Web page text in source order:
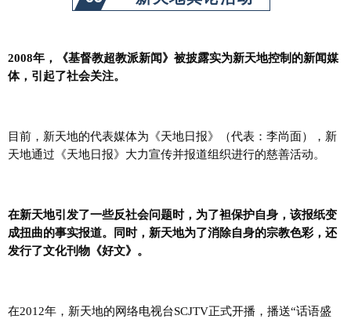
2008年，《基督教超教派新闻》被披露实为新天地控制的新闻媒
体，引起了社会关注。
目前，新天地的代表媒体为《天地日报》（代表：李尚面），新
天地通过《天地日报》大力宣传并报道组织进行的慈善活动。
在新天地引发了一些反社会问题时，为了袒保护自身，该报纸变
成扭曲的事实报道。
同时，新天地为了消除自身的宗教色彩，还
发行了文化刊物《好文》。
在2012年，新天地的网络电视台SCJTV正式开播，播送“话语盛